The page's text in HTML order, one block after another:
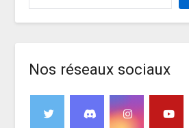
Nos réseaux sociaux